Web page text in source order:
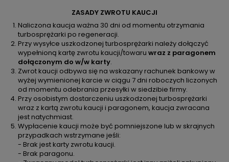
ZASADY ZWROTU KAUCJI
Naliczona kaucja ważna 30 dni od momentu otrzymania
turbosprężarki po regeneracji.
Przy wysyłce uszkodzonej turbosprężarki należy dołączyć
wypełnioną kartę zwrotu kaucji/towaru wraz z paragonem
dołączonym do w/w karty.
Zwrot kaucji odbywa się na wskazany rachunek bankowy w
wyżej wymienionej karcie w ciągu 7 dni roboczych liczonych
od momentu odebrania przesyłki w siedzibie firmy.
Przy osobistym dostarczeniu uszkodzonej turbosprężarki
wraz z kartą zwrotu kaucji i paragonem, kaucja zwracana
jest natychmiast.
Wypłacenie kaucji może być pomniejszone lub w skrajnych
przypadkach wstrzymane jeśli:
- Brak jest karty zwrotu kaucji.
- Brak paragonu.